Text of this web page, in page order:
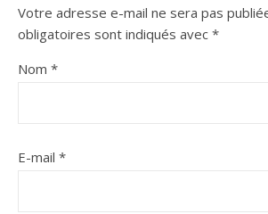
Votre adresse e-mail ne sera pas
obligatoires sont indiqués avec *
Nom *
E-mail *